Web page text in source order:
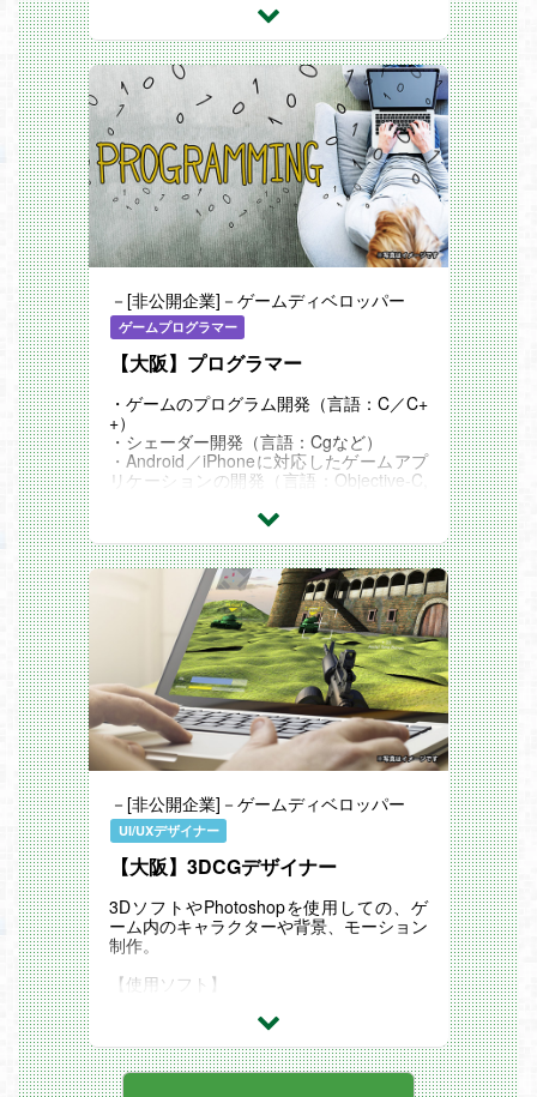
－[非公開企業]－ゲームディベロッパー
ゲームプログラマー
【大阪】プログラマー
・ゲームのプログラム開発（言語：C／C+
+）
・シェーダー開発（言語：Cgなど）
・Android／iPhoneに対応したゲームアプ
リケーションの開発（言語：Objective-C,
・ツール／プラグイン開発（言語：C／C+
+, C#, C++／CLI）
－[非公開企業]－ゲームディベロッパー
UI/UXデザイナー
【大阪】3DCGデザイナー
3DソフトやPhotoshopを使用しての、ゲ
ーム内のキャラクターや背景、モーション
制作。
【使用ソフト】